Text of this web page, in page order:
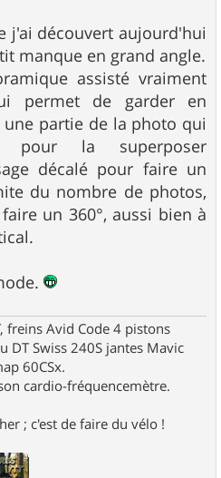
j'ai découvert aujourd'hui
manque en grand angle.
assisté vraiment
permet de garder en
partie de la photo qui
pour la superposer
décalé pour faire un
du nombre de photos,
un 360°, aussi bien à
freins Avid Code 4 pistons
DT Swiss 240S jantes Mavic
60CSx.
cardio-fréquencemètre.
; c'est de faire du vélo !